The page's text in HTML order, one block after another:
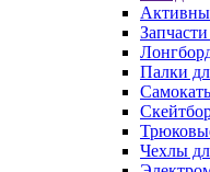
Палки
Чехлы